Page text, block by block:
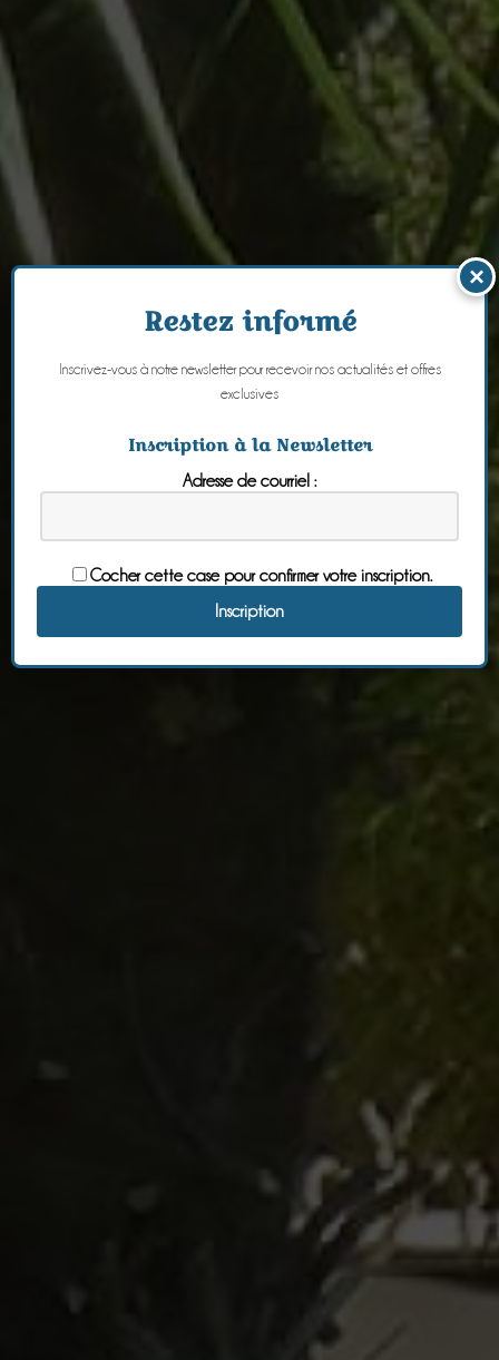
×
Restez informé
Inscrivez-vous à notre newsletter pour recevoir nos actualités et offres
exclusives
Inscription à la Newsletter
Adresse de courriel :
Cocher cette case pour confirmer votre inscription.